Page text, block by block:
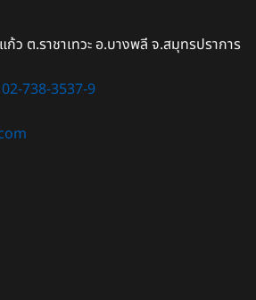
ว ต.ราชาเทวะ อ.บางพลี จ.สมุทรปราการ
02-738-3537-9